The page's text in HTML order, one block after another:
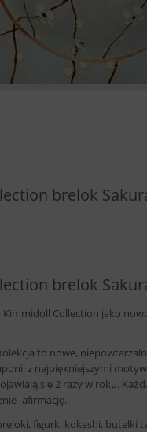
brelok
brelok
Collection jako
to nowe,
z najpiękniejszymi
się 2 razy w roku.
afirmację.
figurki kokeshi, butelki